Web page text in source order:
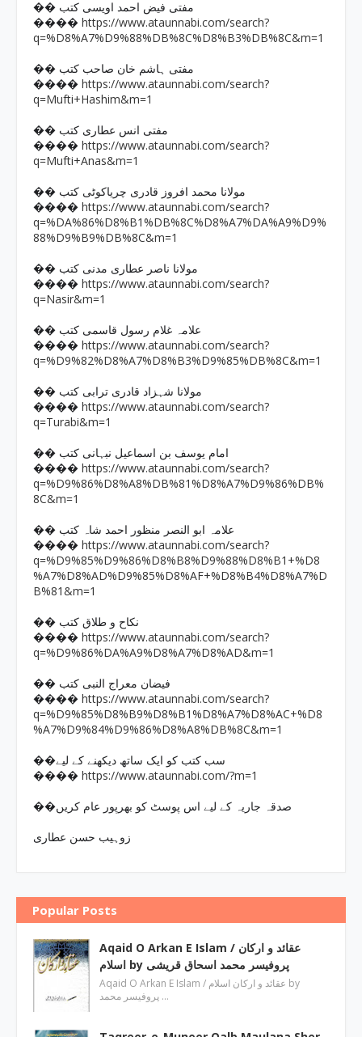
�� مفتی فیض احمد اویسی کتب
���� https://www.ataunnabi.com/search?
q=%D8%A7%D9%88%DB%8C%D8%B3%DB%8C&m=1
�� مفتی ہاشم خان صاحب کتب
���� https://www.ataunnabi.com/search?
q=Mufti+Hashim&m=1
�� مفتی انس عطاری کتب
���� https://www.ataunnabi.com/search?
q=Mufti+Anas&m=1
�� مولانا محمد افروز قادری چریاکوٹی کتب
���� https://www.ataunnabi.com/search?
q=%DA%86%D8%B1%DB%8C%D8%A7%DA%A9%D9%
88%D9%B9%DB%8C&m=1
�� مولانا ناصر عطاری مدنی کتب
���� https://www.ataunnabi.com/search?
q=Nasir&m=1
�� علامہ غلام رسول قاسمی کتب
���� https://www.ataunnabi.com/search?
q=%D9%82%D8%A7%D8%B3%D9%85%DB%8C&m=1
�� مولانا شہزاد قادری ترابی کتب
���� https://www.ataunnabi.com/search?
q=Turabi&m=1
�� امام یوسف بن اسماعیل نبہانی کتب
���� https://www.ataunnabi.com/search?
q=%D9%86%D8%A8%DB%81%D8%A7%D9%86%DB%
8C&m=1
�� علامہ ابو النصر منظور احمد شاہ کتب
���� https://www.ataunnabi.com/search?
q=%D9%85%D9%86%D8%B8%D9%88%D8%B1+%D8
%A7%D8%AD%D9%85%D8%AF+%D8%B4%D8%A7%D
B%81&m=1
�� نکاح و طلاق کتب
���� https://www.ataunnabi.com/search?
q=%D9%86%DA%A9%D8%A7%D8%AD&m=1
�� فیضان معراج النبی کتب
���� https://www.ataunnabi.com/search?
q=%D9%85%D8%B9%D8%B1%D8%A7%D8%AC+%D8
%A7%D9%84%D9%86%D8%A8%DB%8C&m=1
��سب کتب کو ایک ساتھ دیکھنے کے لیے
���� https://www.ataunnabi.com/?m=1
��صدقہ جاریہ کے لیے اس پوسٹ کو بھرپور عام کریں
زوہیب حسن عطاری
Popular Posts
Aqaid O Arkan E Islam / عقائد و ارکان
اسلام by پروفیسر محمد اسحاق قریشی
Aqaid O Arkan E Islam / عقائد و ارکان اسلام by
پروفیسر محمد …